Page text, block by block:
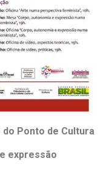
do Ponto de Cultura
expressão